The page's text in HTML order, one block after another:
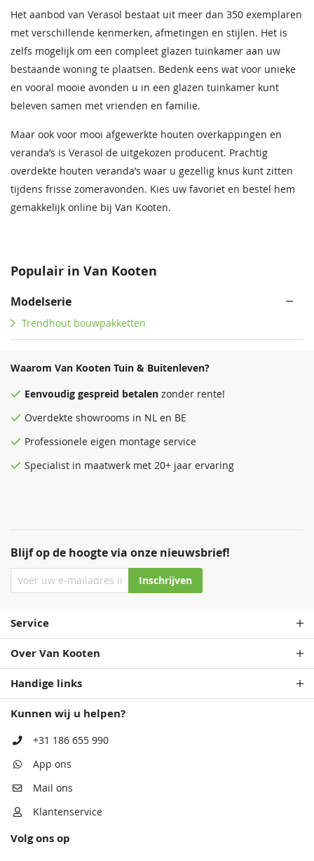
Het aanbod van Verasol bestaat uit meer dan 350 exemplaren
met verschillende kenmerken, afmetingen en stijlen. Het is
zelfs mogelijk om een compleet glazen tuinkamer aan uw
bestaande woning te plaatsen. Bedenk eens wat voor unieke
en vooral mooie avonden u in een glazen tuinkamer kunt
beleven samen met vrienden en familie.
Maar ook voor mooi afgewerkte houten overkappingen en
veranda’s is Verasol de uitgekozen producent. Prachtig
overdekte houten veranda’s waar u gezellig knus kunt zitten
tijdens frisse zomeravonden. Kies uw favoriet en bestel hem
gemakkelijk online bij Van Kooten.
Populair in Van Kooten
Modelserie
Trendhout bouwpakketten
Blijf op de hoogte via onze nieuwsbrief!
Inschrijven
Waarom Van Kooten Tuin & Buitenleven?
Eenvoudig gespreid betalen zonder rente!
Overdekte showrooms in NL en BE
Professionele eigen montage service
Specialist in maatwerk met 20+ jaar ervaring
Service
Over Van Kooten
Handige links
Kunnen wij u helpen?
+31 186 655 990
App ons
Mail ons
Klantenservice
Volg ons op